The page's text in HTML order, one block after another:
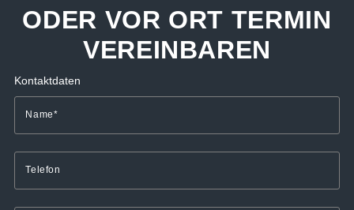
ODER VOR ORT TERMIN
VEREINBAREN
Kontaktdaten